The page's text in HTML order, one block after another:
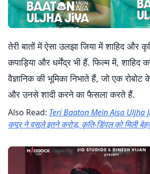
तेरी बातों में ऐसा उलझा जिया में शाहिद और
कपाड़िया और धर्मेंद्र भी हैं. फिल्म में, शाहिद
वैज्ञानिक की भूमिका निभाते हैं, जो एक
और उनसे शादी करने का फैसला करते हैं.
Also Read: Teri Baaton Mein Aisa Uljha
कपूर ने वसूले इतने करोड़, कृति-डिंपल को मिली